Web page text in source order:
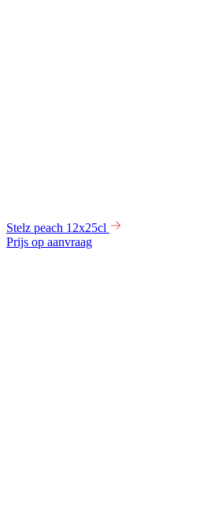
Stelz peach 12x25cl
Prijs op aanvraag